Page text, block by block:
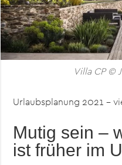
Villa CP ©
Urlaubsplanung 2021 –
Mutig sein –
ist früher im